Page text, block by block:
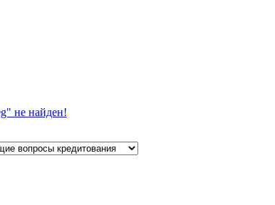
не найден!